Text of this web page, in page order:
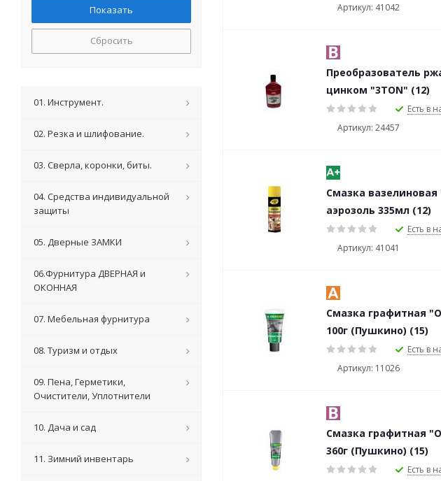
Артикул: 41042
Преобразователь
цинком "3TON" (12)
Есть в
Артикул: 24457
Смазка вазелиновая
аэрозоль 335мл (12)
Есть в
Артикул: 41041
Смазка графитная
100г (Пушкино) (15)
Есть в
Артикул: 11026
Смазка графитная
360г (Пушкино) (15)
Есть в
Сбросить
01. Инструмент.
02. Резка и шлифование.
03. Сверла, коронки, биты.
04. Средства индивидуальной
защиты
05. Дверные ЗАМКИ
06.Фурнитура ДВЕРНАЯ и
ОКОННАЯ
07. Мебельная фурнитура
08. Туризм и отдых
09. Пена, Герметики,
Очистители, Уплотнители
10. Дача и сад
11. Зимний инвентарь